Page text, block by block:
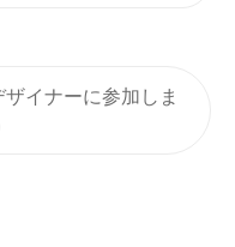
イナーに参加しま